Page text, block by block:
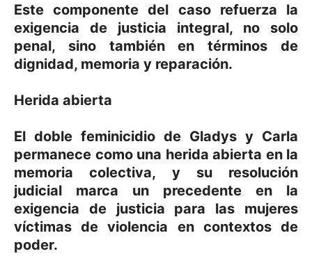
Este componente del caso refuerza la
exigencia de justicia integral, no solo
penal, sino también en términos de
dignidad, memoria y reparación.
Herida abierta
El doble feminicidio de Gladys y Carla
permanece como una herida abierta en la
memoria colectiva, y su resolución
judicial marca un precedente en la
exigencia de justicia para las mujeres
víctimas de violencia en contextos de
poder.